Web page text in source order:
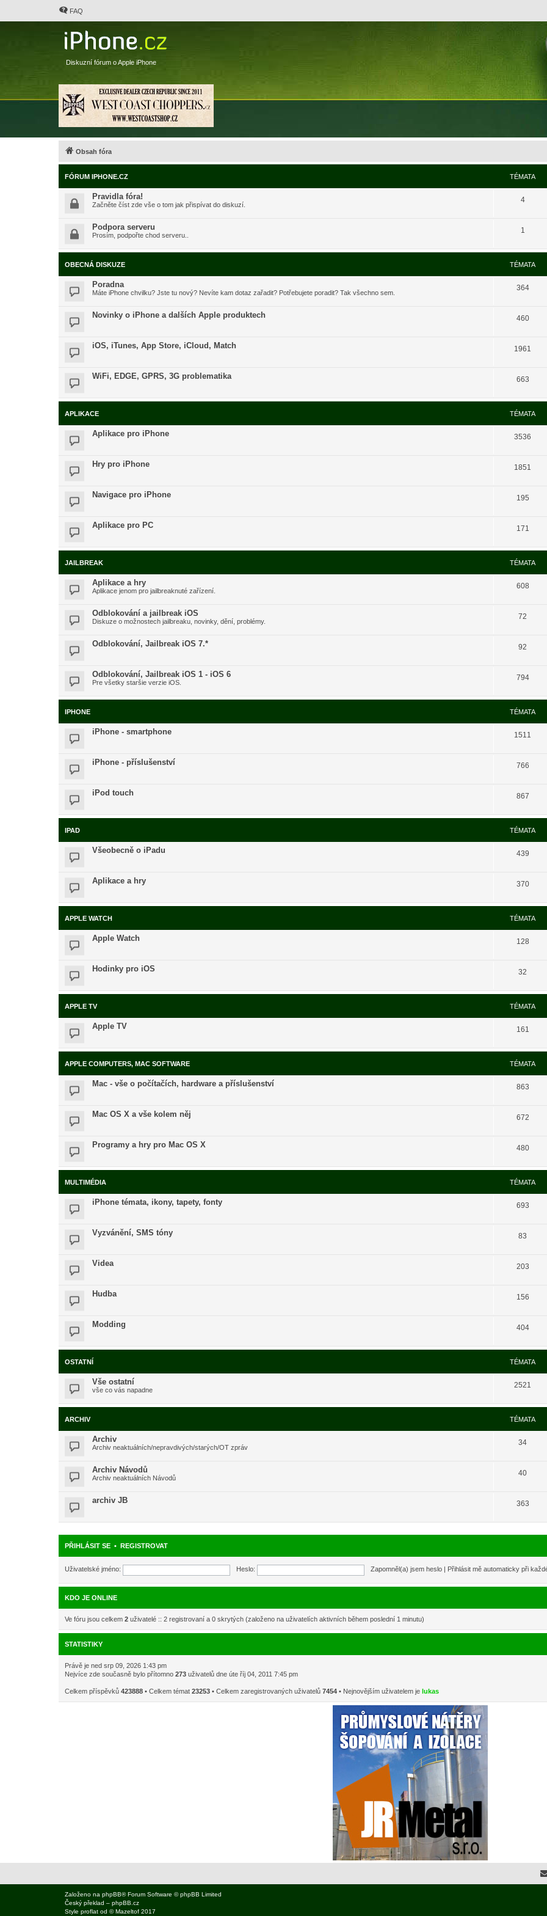
FAQ
Diskuzní fórum o Apple iPhone
Obsah fóra
FÓRUM IPHONE.CZ TÉMATA
Pravidla fóra!
Začněte číst zde vše o tom jak přispívat do diskuzí.
4
Podpora serveru
Prosím, podpořte chod serveru..
1
OBECNÁ DISKUZE TÉMATA
Poradna
Máte iPhone chvilku? Jste tu nový? Nevíte kam dotaz zařadit? Potřebujete poradit? Tak všechno sem.
364
Novinky o iPhone a dalších Apple produktech 460
iOS, iTunes, App Store, iCloud, Match 1961
WiFi, EDGE, GPRS, 3G problematika 663
APLIKACE TÉMATA
Aplikace pro iPhone 3536
Hry pro iPhone 1851
Navigace pro iPhone 195
Aplikace pro PC 171
JAILBREAK TÉMATA
Aplikace a hry
Aplikace jenom pro jailbreaknuté zařízení.
608
Odblokování a jailbreak iOS
Diskuze o možnostech jailbreaku, novinky, dění, problémy.
72
Odblokování, Jailbreak iOS 7.* 92
Odblokování, Jailbreak iOS 1 - iOS 6
Pre všetky staršie verzie iOS.
794
IPHONE TÉMATA
iPhone - smartphone 1511
iPhone - příslušenství 766
iPod touch 867
IPAD TÉMATA
Všeobecně o iPadu 439
Aplikace a hry 370
APPLE WATCH TÉMATA
Apple Watch 128
Hodinky pro iOS 32
APPLE TV TÉMATA
Apple TV 161
APPLE COMPUTERS, MAC SOFTWARE TÉMATA
Mac - vše o počítačích, hardware a příslušenství 863
Mac OS X a vše kolem něj 672
Programy a hry pro Mac OS X 480
MULTIMÉDIA TÉMATA
iPhone témata, ikony, tapety, fonty 693
Vyzvánění, SMS tóny 83
Videa 203
Hudba 156
Modding 404
OSTATNÍ TÉMATA
Vše ostatní
vše co vás napadne
2521
ARCHIV TÉMATA
Archiv
Archiv neaktuálních/nepravdivých/starých/OT zpráv
34
Archiv Návodů
Archiv neaktuálních Návodů
40
archiv JB 363
PŘIHLÁSIT SE • REGISTROVAT
Uživatelské jméno: Heslo: Zapomněl(a) jsem heslo Přihlásit mě automaticky při
KDO JE ONLINE
Ve fóru jsou celkem 2 uživatelé :: 2 registrovaní a 0 skrytých (založeno na uživatelích aktivních během poslední 1 minutu)
STATISTIKY
Právě je ned srp 09, 2026 1:43 pm
Nejvíce zde současně bylo přítomno 273 uživatelů dne úte říj 04, 2011 7:45 pm
Celkem příspěvků 423888 • Celkem témat 23253 • Celkem zaregistrovaných uživatelů 7454 • Nejnovějším uživatelem je lukas
Založeno na phpBB® Forum Software © phpBB Limited
Český překlad – phpBB.cz
Style proflat od ©Mazeltof 2017